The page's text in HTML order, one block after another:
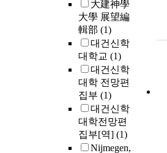
大建神學
大學 展望編
輯部 (1)
대건신학
대학교 (1)
대건신학
대학 전망편
집부 (1)
대건신학
대학전망편
집부[역] (1)
Nijmegen,